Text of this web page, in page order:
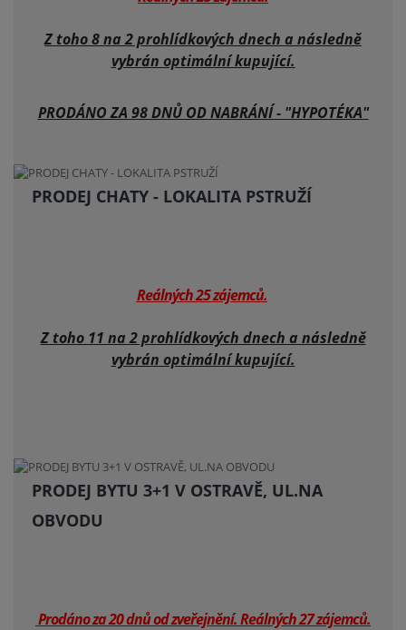
Z toho 8 na 2 prohlídkových dnech a následně
vybrán optimální kupující.
PRODÁNO ZA 98 DNŮ OD NABRÁNÍ - "HYPOTÉKA"
PRODEJ CHATY - LOKALITA PSTRUŽÍ
Reálných 25 zájemců.
Z toho 11 na 2 prohlídkových dnech a následně
vybrán optimální kupující.
PRODEJ BYTU 3+1 V OSTRAVĚ, UL.NA
OBVODU
Prodáno za 20 dnů od zveřejnění. Reálných 27 zájemců.